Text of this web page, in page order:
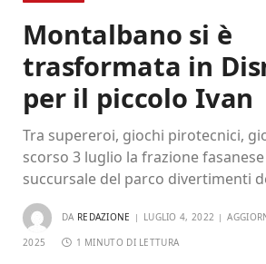
Montalbano si è
trasformata in
per il piccolo Ivan
Tra supereroi, giochi pirotecnici,
scorso 3 luglio la frazione
succursale del parco divertimenti
DA REDAZIONE LUGLIO 4, 2022
2025 1 MINUTO DI LETTURA